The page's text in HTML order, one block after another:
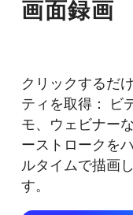
画面録画
クリックするだ
ティを取得： ビ
モ、ウェビナー
ーストロークを
ルタイムで描画
す。